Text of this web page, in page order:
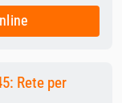
Rete per